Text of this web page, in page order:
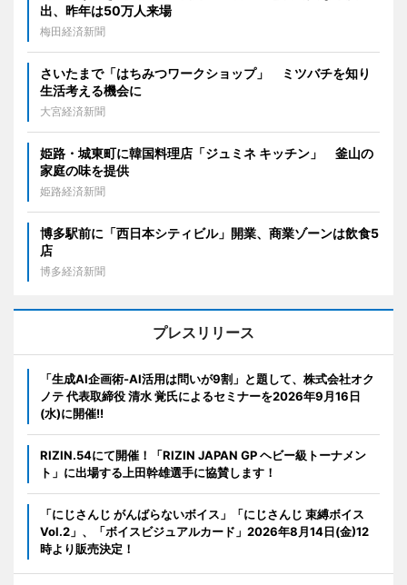
出、昨年は50万人来場
梅田経済新聞
さいたまで「はちみつワークショップ」 ミツバチを知り
生活考える機会に
大宮経済新聞
姫路・城東町に韓国料理店「ジュミネ キッチン」 釜山の
家庭の味を提供
姫路経済新聞
博多駅前に「西日本シティビル」開業、商業ゾーンは飲食5
店
博多経済新聞
プレスリリース
「生成AI企画術-AI活用は問いが9割」と題して、株式会社オク
ノテ 代表取締役 清水 覚氏によるセミナーを2026年9月16日
(水)に開催!!
RIZIN.54にて開催！「RIZIN JAPAN GP ヘビー級トーナメン
ト」に出場する上田幹雄選手に協賛します！
「にじさんじ がんばらないボイス」「にじさんじ 束縛ボイス
Vol.2」、「ボイスビジュアルカード」2026年8月14日(金)12
時より販売決定！